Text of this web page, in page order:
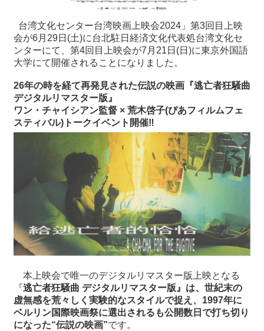
ク
ー
ム
サ
イ
台湾文化センター台湾映画上映会2024」第3回目上映
会が6月29日(土)に台北駐日経済文化代表処台湾文化セ
ンターにて、第4回目上映会が7月21日(日)に東京外国語
大学にて開催されることになりました。
26年の時を経て再発見された伝説の映画『逃亡者狂騒曲
デジタルリマスター版』
ワン・チャイシアン監督 × 荒木啓子(ぴあフィルムフェ
スティバル)トークイベント開催‼
本上映会で唯一のデジタルリマスター版上映となる
『逃亡者狂騒曲 デジタルリマスター版』は、世紀末の
虚無感を荒々しく実験的なスタイルで捉え、1997年に
ベルリン国際映画祭に選出されるも公開数日で打ち切り
になった“伝説の映画”です。